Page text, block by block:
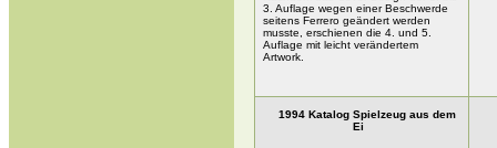
3. Auflage wegen einer Beschwerde
seitens Ferrero geändert werden
musste, erschienen die 4. und 5.
Auflage mit leicht verändertem
Artwork.
1994 Katalog Spielzeug aus dem
Ei